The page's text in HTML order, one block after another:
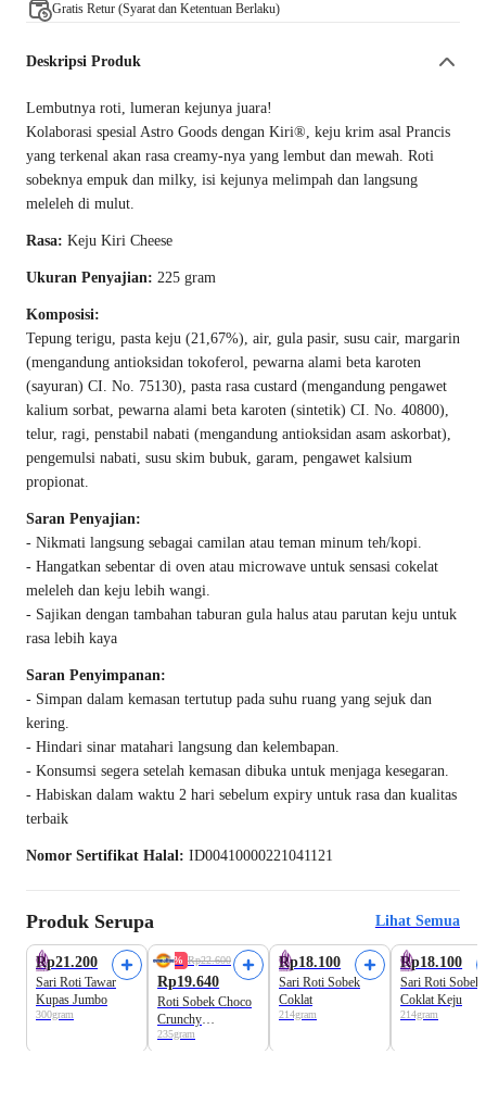
Gratis Retur (Syarat dan Ketentuan Berlaku)
Deskripsi Produk
Lembutnya roti, lumeran kejunya juara!
Kolaborasi spesial Astro Goods dengan Kiri®, keju krim asal Prancis
yang terkenal akan rasa creamy-nya yang lembut dan mewah. Roti
sobeknya empuk dan milky, isi kejunya melimpah dan langsung
meleleh di mulut.
Rasa: Keju Kiri Cheese
Ukuran Penyajian: 225 gram
Komposisi:
Tepung terigu, pasta keju (21,67%), air, gula pasir, susu cair, margarin
(mengandung antioksidan tokoferol, pewarna alami beta karoten
(sayuran) CI. No. 75130), pasta rasa custard (mengandung pengawet
kalium sorbat, pewarna alami beta karoten (sintetik) CI. No. 40800),
telur, ragi, penstabil nabati (mengandung antioksidan asam askorbat),
pengemulsi nabati, susu skim bubuk, garam, pengawet kalsium
propionat.
Saran Penyajian:
- Nikmati langsung sebagai camilan atau teman minum teh/kopi.
- Hangatkan sebentar di oven atau microwave untuk sensasi cokelat
meleleh dan keju lebih wangi.
- Sajikan dengan tambahan taburan gula halus atau parutan keju untuk
rasa lebih kaya
Saran Penyimpanan:
- Simpan dalam kemasan tertutup pada suhu ruang yang sejuk dan
kering.
- Hindari sinar matahari langsung dan kelembapan.
- Konsumsi segera setelah kemasan dibuka untuk menjaga kesegaran.
- Habiskan dalam waktu 2 hari sebelum expiry untuk rasa dan kualitas
terbaik
Nomor Sertifikat Halal: ID00410000221041121
Produk Serupa Lihat Semua
Rp21.200
Sari Roti Tawar
Kupas Jumbo
300gram
14% Rp22.600
Rp19.640
Roti Sobek Choco
Crunchy
Ovomaltine Astro
235gram
Rp18.100
Sari Roti Sobek
Coklat
214gram
Rp18.100
Sari Roti Sobek
Coklat Keju
214gram